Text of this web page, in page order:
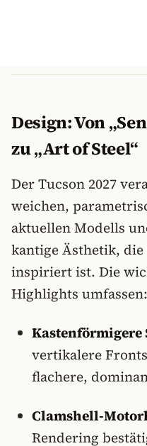
Design: Von
zu „Art of Steel“
Der Tucson 2027
weichen,
aktuellen Modells
kantige Ästhetik, die
inspiriert ist. Die
Highlights umfassen:
Kastenförmigere
vertikalere
flachere,
Clamshell-
Rendering